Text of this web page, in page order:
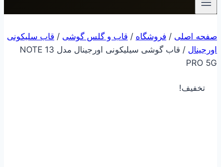
صفحه اصلی / فروشگاه / قاب و گلس گوشی / قاب سلیکونی
اورجینال /
قاب گوشی سیلیکونی اورجینال مدل NOTE 13
PRO 5G
تخفیف!